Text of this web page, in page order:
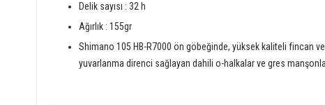
Delik sayısı : 32 h
Ağırlık : 155gr
Shimano 105 HB-R7000 ön göbeğinde, yüksek kaliteli fincan ve
yuvarlanma direnci sağlayan dahili o-halkalar ve gres